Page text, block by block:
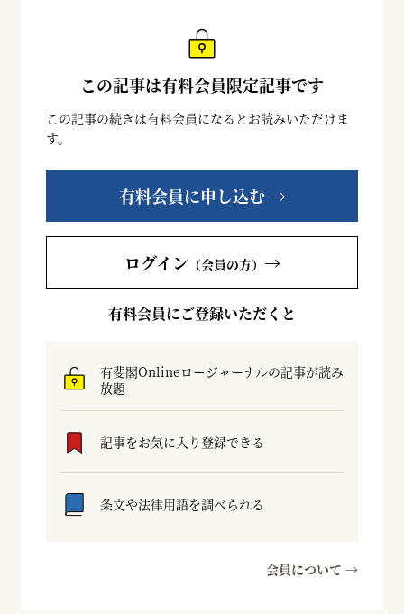
この記事は有料会員限定記事です
この記事の続きは有料会員になるとお読みいただけま
す。
有料会員に申し込む →
ログイン （会員の方） →
有料会員にご登録いただくと
有斐閣Onlineロージャーナルの記事が読み
放題
記事をお気に入り登録できる
条文や法律用語を調べられる
会員について →